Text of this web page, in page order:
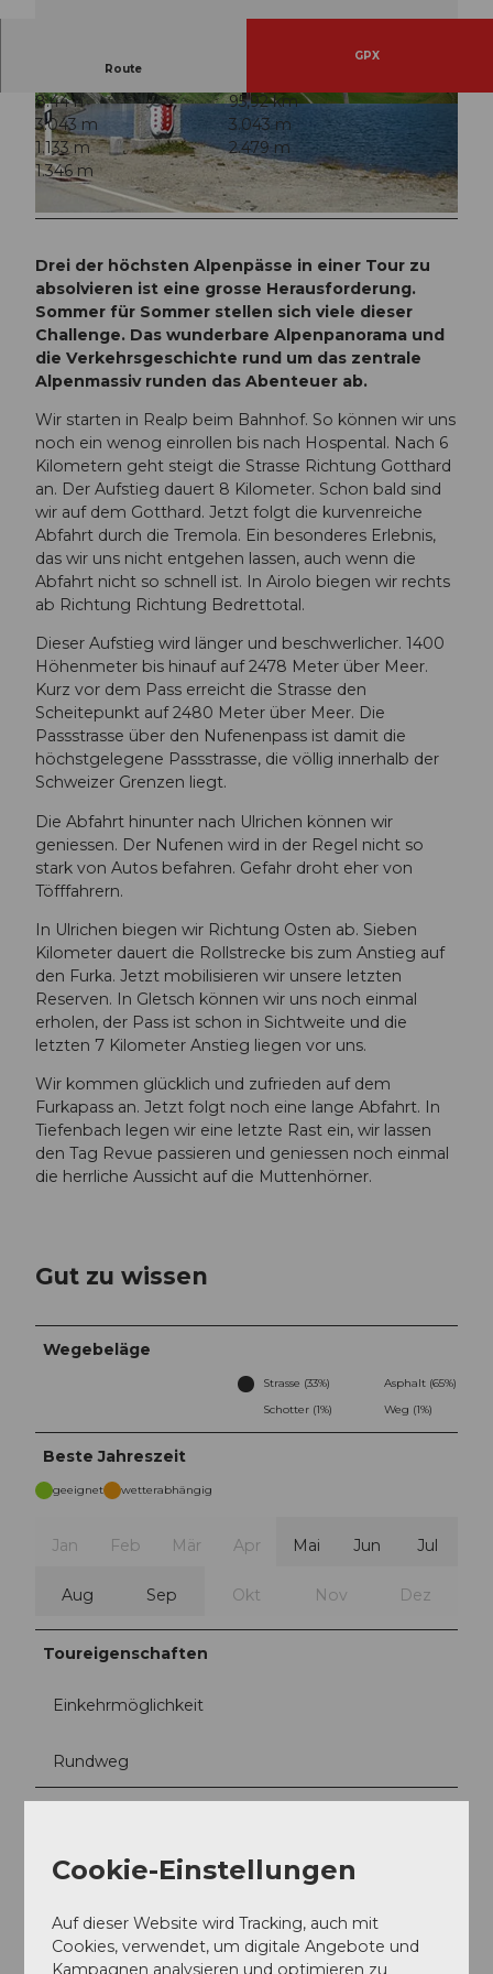
N
f
e
n
e
n
p
a
s
s
D
i
e
o
l
a
R
e
a
l
p
Route
GPX
8:44 h
95,92 km
3.043 m
3.043 m
1.133 m
2.479 m
1.346 m
Drei der höchsten Alpenpässe in einer Tour zu
absolvieren ist eine grosse Herausforderung.
Sommer für Sommer stellen sich viele dieser
Challenge. Das wunderbare Alpenpanorama und
die Verkehrsgeschichte rund um das zentrale
Alpenmassiv runden das Abenteuer ab.
Wir starten in Realp beim Bahnhof. So können wir uns
noch ein wenog einrollen bis nach Hospental. Nach 6
Kilometern geht steigt die Strasse Richtung Gotthard
an. Der Aufstieg dauert 8 Kilometer. Schon bald sind
wir auf dem Gotthard. Jetzt folgt die kurvenreiche
Abfahrt durch die Tremola. Ein besonderes Erlebnis,
das wir uns nicht entgehen lassen, auch wenn die
Abfahrt nicht so schnell ist. In Airolo biegen wir rechts
ab Richtung Richtung Bedrettotal.
Dieser Aufstieg wird länger und beschwerlicher. 1400
Höhenmeter bis hinauf auf 2478 Meter über Meer.
Kurz vor dem Pass erreicht die Strasse den
Scheitepunkt auf 2480 Meter über Meer. Die
Passstrasse über den Nufenenpass ist damit die
höchstgelegene Passstrasse, die völlig innerhalb der
Schweizer Grenzen liegt.
Die Abfahrt hinunter nach Ulrichen können wir
geniessen. Der Nufenen wird in der Regel nicht so
stark von Autos befahren. Gefahr droht eher von
Töfffahrern.
In Ulrichen biegen wir Richtung Osten ab. Sieben
Kilometer dauert die Rollstrecke bis zum Anstieg auf
den Furka. Jetzt mobilisieren wir unsere letzten
Reserven. In Gletsch können wir uns noch einmal
erholen, der Pass ist schon in Sichtweite und die
letzten 7 Kilometer Anstieg liegen vor uns.
Wir kommen glücklich und zufrieden auf dem
Furkapass an. Jetzt folgt noch eine lange Abfahrt. In
Tiefenbach legen wir eine letzte Rast ein, wir lassen
den Tag Revue passieren und geniessen noch einmal
die herrliche Aussicht auf die Muttenhörner.
Gut zu wissen
Wegebeläge
Strasse (33%)
Asphalt (65%)
Schotter (1%)
Weg (1%)
Beste Jahreszeit
geeignet wetterabhängig
Jan Feb Mär Apr Mai Jun Jul
Aug Sep Okt Nov Dez
Toureigenschaften
Einkehrmöglichkeit
Rundweg
Verein Urner Wanderwege
Cookie-Einstellungen
Auf dieser Website wird Tracking, auch mit
Cookies, verwendet, um digitale Angebote und
Kampagnen analysieren und optimieren zu